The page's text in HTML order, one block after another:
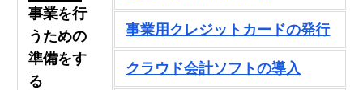
事業を行
うための
準備をす
る
事業用クレジットカードの発行
クラウド会計ソフトの導入